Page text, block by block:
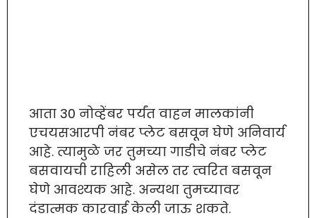
आता 30 नोव्हेंबर पर्यंत वाहन मालकांनी
एचयसआरपी नंबर प्लेट बसवून घेणे अनिवार्य
आहे. त्यामुळे जर तुमच्या गाडीचे नंबर प्लेट
बसवायची राहिली असेल तर त्वरित बसवून
घेणे आवश्यक आहे. अन्यथा तुमच्यावर
दंडात्मक कारवाई केली जाऊ शकते.